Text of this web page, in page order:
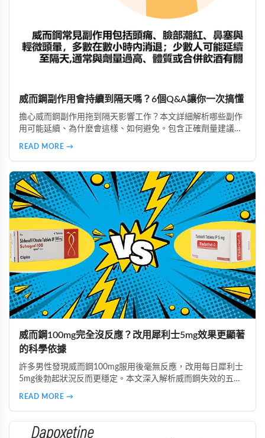
威而鋼副作用會持續到隔天嗎？6個Q&A讓你一次搞懂
擔心威而鋼副作用拖到隔天影響工作？本文詳細解析哪些副作
用可能延續、為什麼會這樣、如何避免。包含正確劑量建議、
READ MORE →
威而鋼100mg完全沒反應？改用犀利士5mg效果更顯著
的科學依據
許多男性發現威而鋼100mg服用後毫無反應，改用每日犀利士
5mg後勃起狀況反而更穩定。本文深入解析威而鋼失效的五大
READ MORE →